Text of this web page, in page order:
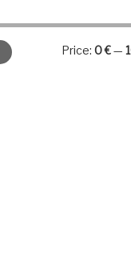
Price: 0 €—